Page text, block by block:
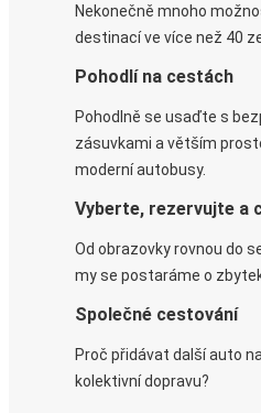
Nekonečně mnoho
destinací ve více než 40
Pohodlí na cestách
Pohodlně se usaďte s
zásuvkami a větším
moderní autobusy.
Vyberte, rezervujte a
Od obrazovky rovnou do
my se postaráme o
Společné cestování
Proč přidávat další auto
kolektivní dopravu?